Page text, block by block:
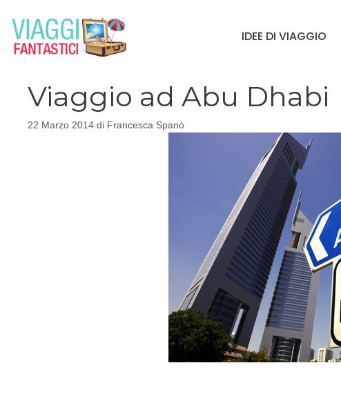
contenuto
IDEE DI VIAGGIO
Viaggio ad Abu Dhabi
22 Marzo 2014 di Francesca Spanò